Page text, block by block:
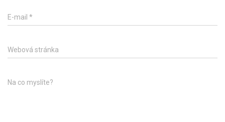
E-mail *
Webová stránka
Na co myslíte?